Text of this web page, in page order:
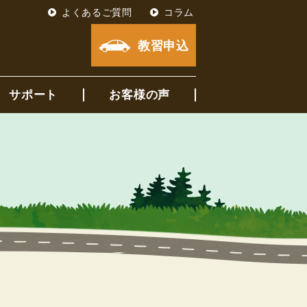
教習申込
よくあるご質問 コラム
サポート お客様の声